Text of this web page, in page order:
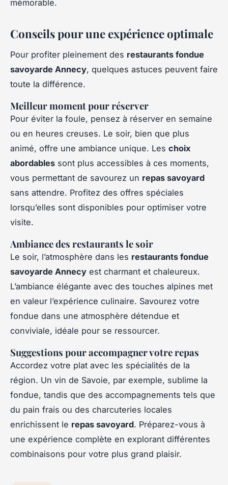
mémorable.
Conseils pour une expérience optimale
Pour profiter pleinement des restaurants fondue
savoyarde Annecy, quelques astuces peuvent faire
toute la différence.
Meilleur moment pour réserver
Pour éviter la foule, pensez à réserver en semaine
ou en heures creuses. Le soir, bien que plus
animé, offre une ambiance unique. Les choix
abordables sont plus accessibles à ces moments,
vous permettant de savourez un repas savoyard
sans attendre. Profitez des offres spéciales
lorsqu’elles sont disponibles pour optimiser votre
visite.
Ambiance des restaurants le soir
Le soir, l’atmosphère dans les restaurants fondue
savoyarde Annecy est charmant et chaleureux.
L’ambiance élégante avec des touches alpines met
en valeur l’expérience culinaire. Savourez votre
fondue dans une atmosphère détendue et
conviviale, idéale pour se ressourcer.
Suggestions pour accompagner votre repas
Accordez votre plat avec les spécialités de la
région. Un vin de Savoie, par exemple, sublime la
fondue, tandis que des accompagnements tels que
du pain frais ou des charcuteries locales
enrichissent le repas savoyard. Préparez-vous à
une expérience complète en explorant différentes
combinaisons pour votre plus grand plaisir.